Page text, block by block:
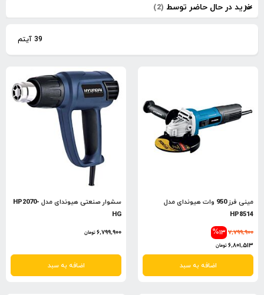
39 آیتم
مینی فرز 950 وات هیوندای مدل
HP8514
%13 7,799,900
6,801,513تومان
اضافه به سبد
سشوار صنعتی هیوندای مدل HP2070-
HG
6,799,900تومان
اضافه به سبد
خرید در حال حاضر توسط